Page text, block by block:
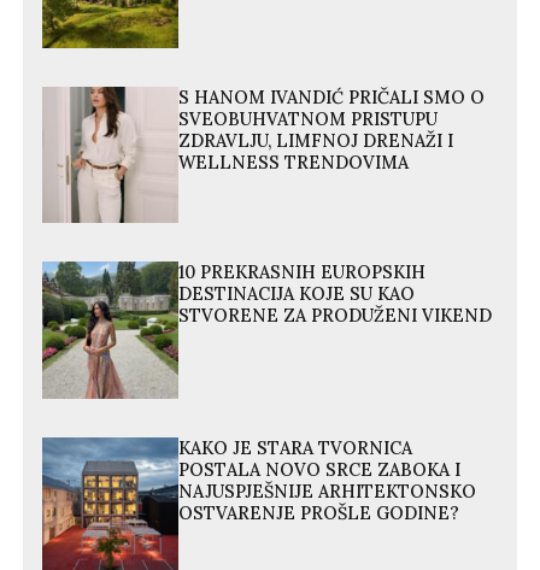
S HANOM IVANDIĆ PRIČALI SMO O
SVEOBUHVATNOM PRISTUPU
ZDRAVLJU, LIMFNOJ DRENAŽI I
WELLNESS TRENDOVIMA
10 PREKRASNIH EUROPSKIH
DESTINACIJA KOJE SU KAO
STVORENE ZA PRODUŽENI VIKEND
KAKO JE STARA TVORNICA
POSTALA NOVO SRCE ZABOKA I
NAJUSPJEŠNIJE ARHITEKTONSKO
OSTVARENJE PROŠLE GODINE?